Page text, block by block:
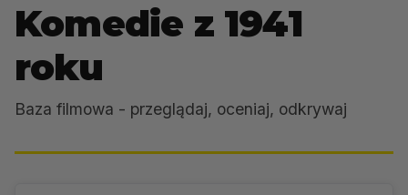
Komedie z 1941
roku
Baza filmowa - przeglądaj, oceniaj, odkrywaj